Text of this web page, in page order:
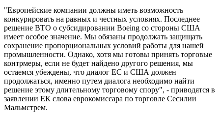
"Европейские компании должны иметь возможность
конкурировать на равных и честных условиях. Последнее
решение ВТО о субсидировании Boeing со стороны США
имеет особое значение. Мы обязаны продолжать защищать
сохранение пропорциональных условий работы для нашей
промышленности. Однако, хотя мы готовы принять торговые
контрмеры, если не будет найдено другого решения, мы
остаемся убеждены, что диалог ЕС и США должен
продолжаться, именно путем диалога необходимо найти
решение этому длительному торговому спору", - приводятся в
заявлении ЕК слова еврокомиссара по торговле Сесилии
Мальмстрем.